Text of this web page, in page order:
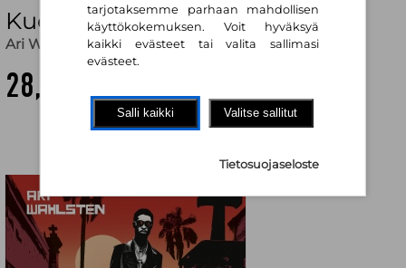
Kuoleman pitkät jäljet
Ari Wahlsten
28,10 €
tarjotaksemme parhaan mahdollisen
käyttökokemuksen. Voit hyväksyä
kaikki evästeet tai valita sallimasi
evästeet.
Salli kaikki Valitse sallitut
Tietosuojaseloste